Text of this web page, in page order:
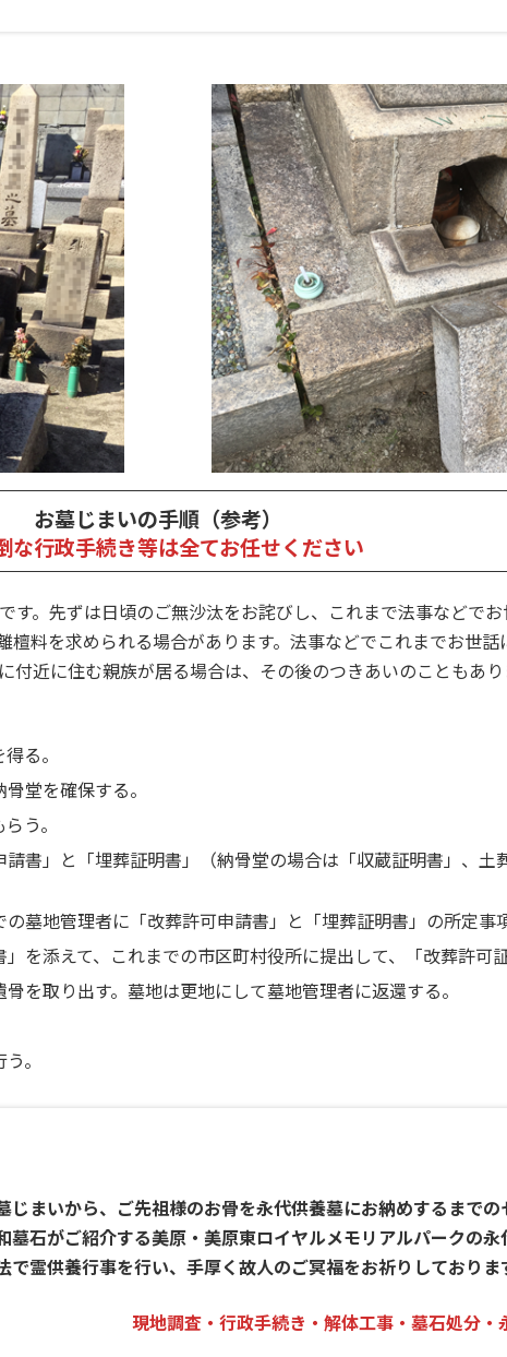
お墓じまいの手順（参考）
な行政手続き等は全てお任せください
す。先ずは日頃のご無沙汰をお詫びし、これまで法事などで
料を求められる場合があります。法事などでこれまでお世
付近に住む親族が居る場合は、その後のつきあいのこともあ
る。
堂を確保する。
う。
書」と「埋葬証明書」（納骨堂の場合は「収蔵証明書」、土
墓地管理者に「改葬許可申請書」と「埋葬証明書」の所定事
を添えて、これまでの市区町村役所に提出して、「改葬許可
を取り出す。墓地は更地にして墓地管理者に返還する。
。
じまいから、ご先祖様のお骨を永代供養墓にお納めするまでの
墓石がご紹介する美原・美原東ロイヤルメモリアルパークの
で霊供養行事を行い、手厚く故人のご冥福をお祈りしておりま
現地調査・行政手続き・解体工事・墓石処分・